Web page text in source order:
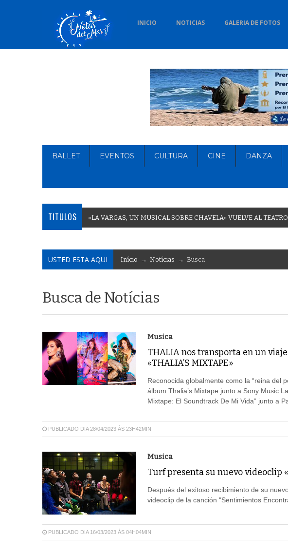
INICIO NOTICIAS GALERIA DE FOTOS
BALLET EVENTOS CULTURA CINE DANZA
TITULOS «LA VARGAS, UN MUSICAL SOBRE CHAVELA» VUELVE AL TEATRO
USTED ESTA AQUI Início → Notícias → Busca
Busca de Notícias
Musica
THALIA nos transporta en un
«THALIA’S MIXTAPE»
Reconocida globalmente como la “reina del
álbum Thalia’s Mixtape junto a Sony Music
Mixtape: El Soundtrack De Mi Vida” junto a
PUBLICADO DIA 28/04/2023 ÀS 23H42MIN
Musica
Turf presenta su nuevo videoclip
Después del exitoso recibimiento de su
videoclip de la canción "Sentimientos
PUBLICADO DIA 16/03/2023 ÀS 04H04MIN